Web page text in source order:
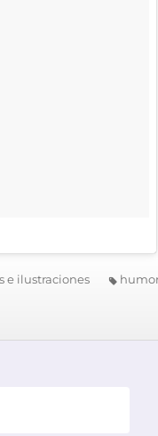
e ilustraciones